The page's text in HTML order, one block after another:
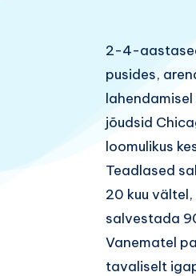
2-4-
pusides,
lahendamisel
jõudsid
loomulikus
Teadlased
20 kuu
salvestada
Vanematel
tavaliselt